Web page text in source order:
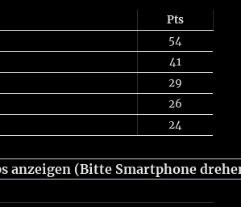
Pts
54
41
29
26
24
anzeigen (Bitte Smartphone